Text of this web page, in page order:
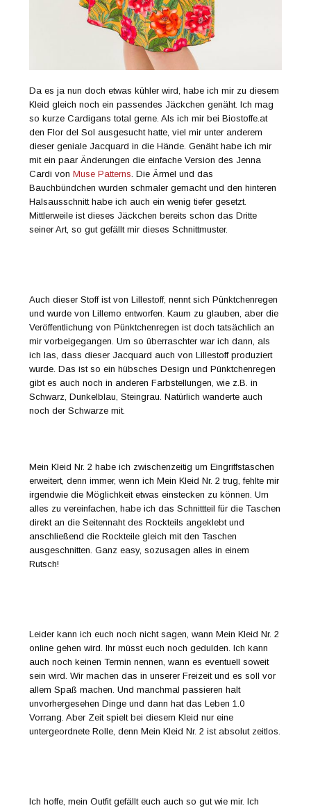
Da es ja nun doch etwas kühler wird, habe ich mir zu diesem
Kleid gleich noch ein passendes Jäckchen genäht. Ich mag
so kurze Cardigans total gerne. Als ich mir bei Biostoffe.at
den Flor del Sol ausgesucht hatte, viel mir unter anderem
dieser geniale Jacquard in die Hände. Genäht habe ich mir
mit ein paar Änderungen die einfache Version des Jenna
Cardi vonMuse Patterns. Die Ärmel und das
Bauchbündchen wurden schmaler gemacht und den hinteren
Halsausschnitt habe ich auch ein wenig tiefer gesetzt.
Mittlerweile ist dieses Jäckchen bereits schon das Dritte
seiner Art, so gut gefällt mir dieses Schnittmuster.
Auch dieser Stoff ist von Lillestoff, nennt sich Pünktchenregen
und wurde von Lillemo entworfen. Kaum zu glauben, aber die
Veröffentlichung von Pünktchenregen ist doch tatsächlich an
mir vorbeigegangen. Um so überraschter war ich dann, als
ich las, dass dieser Jacquard auch von Lillestoff produziert
wurde. Das ist so ein hübsches Design und Pünktchenregen
gibt es auch noch in anderen Farbstellungen, wie z.B. in
Schwarz, Dunkelblau, Steingrau. Natürlich wanderte auch
noch der Schwarze mit.
Mein Kleid Nr. 2 habe ich zwischenzeitig um Eingriffstaschen
erweitert, denn immer, wenn ich Mein Kleid Nr. 2 trug, fehlte mir
irgendwie die Möglichkeit etwas einstecken zu können. Um
alles zu vereinfachen, habe ich das Schnittteil für die Taschen
direkt an die Seitennaht des Rockteils angeklebt und
anschließend die Rockteile gleich mit den Taschen
ausgeschnitten. Ganz easy, sozusagen alles in einem
Rutsch!
Leider kann ich euch noch nicht sagen, wann Mein Kleid Nr. 2
online gehen wird. Ihr müsst euch noch gedulden. Ich kann
auch noch keinen Termin nennen, wann es eventuell soweit
sein wird. Wir machen das in unserer Freizeit und es soll vor
allem Spaß machen. Und manchmal passieren halt
unvorhergesehen Dinge und dann hat das Leben 1.0
Vorrang. Aber Zeit spielt bei diesem Kleid nur eine
untergeordnete Rolle, denn Mein Kleid Nr. 2 ist absolut zeitlos.
Ich hoffe, mein Outfit gefällt euch auch so gut wie mir. Ich